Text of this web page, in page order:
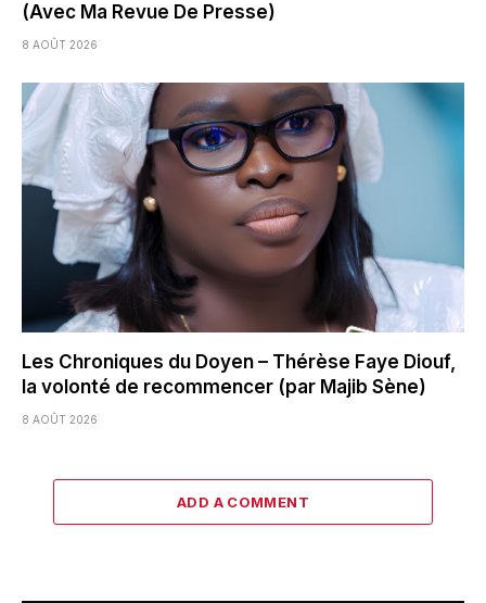
(Avec Ma Revue De Presse)
8 AOÛT 2026
Les Chroniques du Doyen – Thérèse Faye Diouf,
la volonté de recommencer (par Majib Sène)
8 AOÛT 2026
ADD A COMMENT